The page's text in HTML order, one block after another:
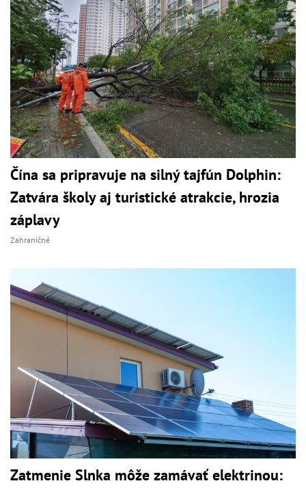
Čína sa pripravuje na silný tajfún Dolphin:
Zatvára školy aj turistické atrakcie, hrozia
záplavy
Zahraničné
Zatmenie Slnka môže zamávať elektrinou: